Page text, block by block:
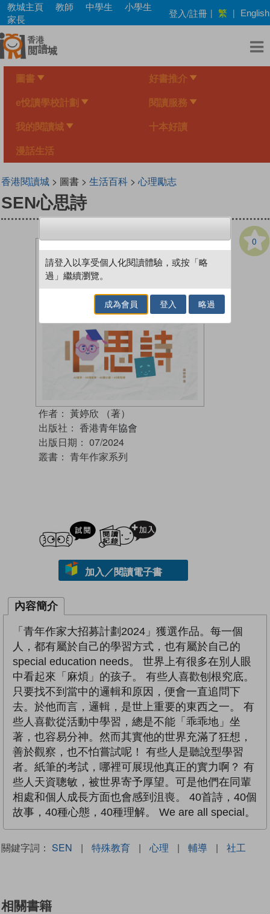
Skip
main
content
教城主頁 教師 中學生
小學生
家長
登入/註冊 | 繁 | English
圖書 好書推介
e悅讀學校計劃 閱讀服務
我的閱讀城 十本好讀
漫話生活
香港閱讀城> 圖書 > 生活百科> 心理勵志
SEN心思詩
0
作者： 黃婷欣 （著）
出版社： 香港青年協會
出版日期： 07/2024
叢書： 青年作家系列
試閲
加入／閱讀電子書
內容簡介
「青年作家大招募計劃2024」獲選作品。每一個
人，都有屬於自己的學習方式，也有屬於自己的
special education needs。 世界上有很多在別人眼
中看起來「麻煩」的孩子。 有些人喜歡刨根究底。
只要找不到當中的邏輯和原因，便會一直追問下
去。於他而言，邏輯，是世上重要的東西之一。 有
些人喜歡從活動中學習，總是不能「乖乖地」坐
著，也容易分神。然而其實他的世界充滿了狂想，
善於觀察，也不怕嘗試呢！ 有些人是聽說型學習
者。紙筆的考試，哪裡可展現他真正的實力啊？ 有
些人天資聰敏，被世界寄予厚望。可是他們在同輩
相處和個人成長方面也會感到沮喪。 40首詩，40個
故事，40種心態，40種理解。 We are all special。
關鍵字詞： SEN | 特殊教育 | 心理 | 輔導 | 社工
相關書籍
請登入以享受個人化閱讀體驗，或按「略
過」繼續瀏覽。
成為會員 登入 略過